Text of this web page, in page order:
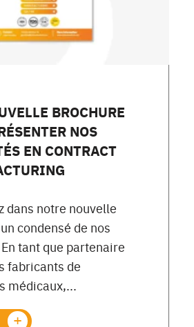
BROCHURE
NOS
EN CONTRACT
dans notre nouvelle
condensé de nos
tant que partenaire
fabricants de
médicaux,...